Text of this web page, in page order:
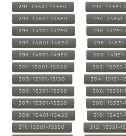
291: 14501-14550 292: 14551-
293: 14601-14650 294:
295: 14701-14750 296:
297: 14801-14850 298:
299: 14901-14950 300:
301: 15001-15050 302: 15051-
303: 15101-15150 304: 15151-
305: 15201-15250 306: 15251-
307: 15301-15350 308: 15351-
309: 15401-15450 310: 15451-
311: 15501-15550 312: 15551-